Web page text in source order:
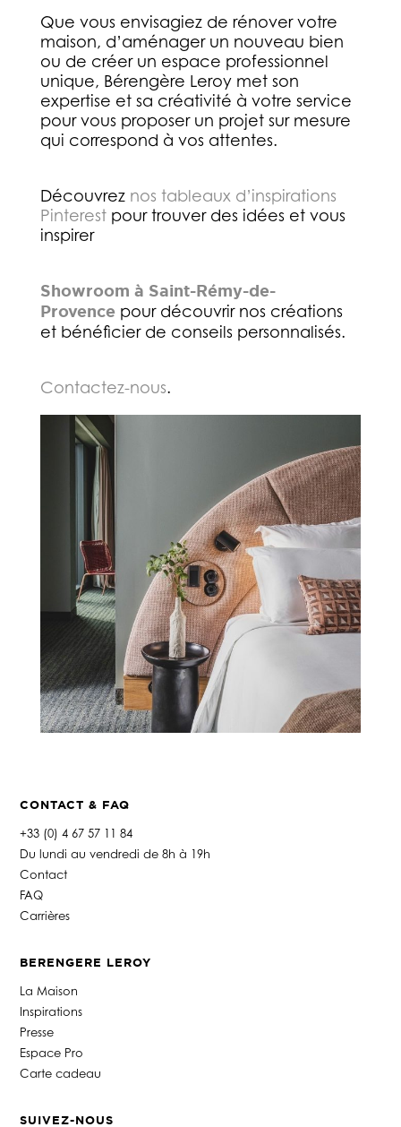
Que vous envisagiez de rénover votre
maison, d’aménager un nouveau bien
ou de créer un espace professionnel
unique, Bérengère Leroy met son
expertise et sa créativité à votre service
pour vous proposer un projet sur mesure
qui correspond à vos attentes.
Découvrez nos tableaux d’inspirations
Pinterestpour trouver des idées et vous
inspirer
Showroom à Saint-Rémy-de-
Provencepour découvrir nos créations
et bénéficier de conseils personnalisés.
Contactez-nous.
CONTACT & FAQ
+33 (0) 4 67 57 11 84
Du lundi au vendredi de 8h à 19h
Contact
FAQ
Carrières
BERENGERE LEROY
La Maison
Inspirations
Presse
Espace Pro
Carte cadeau
SUIVEZ-NOUS